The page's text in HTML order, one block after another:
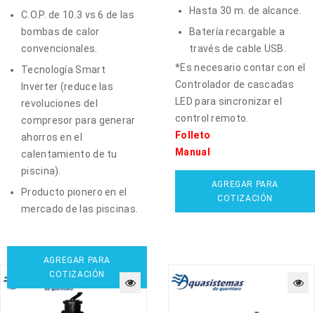
C.O.P. de 10.3 vs 6 de las
bombas de calor
convencionales.
Tecnología Smart
Inverter (reduce las
revoluciones del
compresor para generar
ahorros en el
calentamiento de tu
piscina).
Producto pionero en el
mercado de las piscinas.
AGREGAR PARA
COTIZACIÓN
Hasta 30 m. de alcance.
Batería recargable a
través de cable USB.
*Es necesario contar con el
Controlador de cascadas
LED para sincronizar el
control remoto.
Folleto
Manual
AGREGAR PARA
COTIZACIÓN